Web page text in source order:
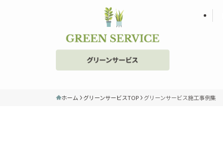
ホーム グリーンサービスTOP グリーンサービス施工事例集